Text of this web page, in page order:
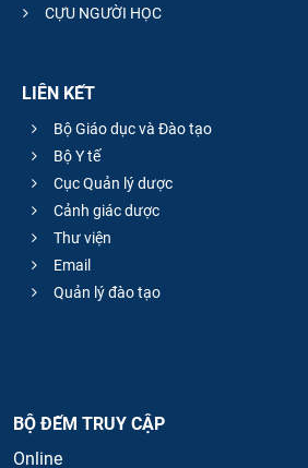
CỰU NGƯỜI HỌC
LIÊN KẾT
Bộ Giáo dục và Đào tạo
Bộ Y tế
Cục Quản lý dược
Cảnh giác dược
Thư viện
Email
Quản lý đào tạo
BỘ ĐẾM TRUY CẬP
Online